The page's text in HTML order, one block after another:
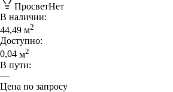
ПросветНет
В наличии:
44,49 м2
Доступно:
0,04 м2
В пути:
—
Цена по запросу